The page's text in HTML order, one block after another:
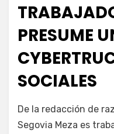
PRESUME
SOCIALES
por Fernando Miranda
De la redacción de
Segovia Meza es